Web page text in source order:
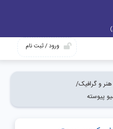
ورود / ثبت نام
هنر و گرافیک/
پیوسته